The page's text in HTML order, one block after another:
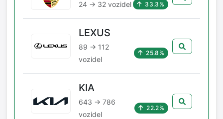
24 → 32 vozidel 33.3%
LEXUS
89 → 112
vozidel
25.8%
KIA
643 → 786
vozidel
22.2%